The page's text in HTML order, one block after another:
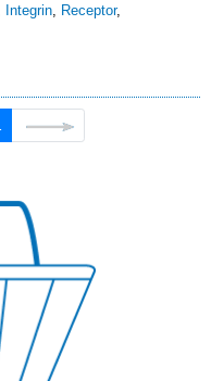
Integrin Receptor,